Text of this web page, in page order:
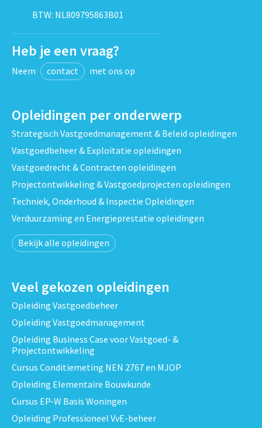
BTW: NL809795863B01
Heb je een vraag?
Neem contact met ons op
Opleidingen per onderwerp
Strategisch Vastgoedmanagement & Beleid opleidingen
Vastgoedbeheer & Exploitatie opleidingen
Vastgoedrecht & Contracten opleidingen
Projectontwikkeling & Vastgoedprojecten opleidingen
Techniek, Onderhoud & Inspectie Opleidingen
Verduurzaming en Energieprestatie opleidingen
Bekijk alle opleidingen
Veel gekozen opleidingen
Opleiding Vastgoedbeheer
Opleiding Vastgoedmanagement
Opleiding Business Case voor Vastgoed- &
Projectontwikkeling
Cursus Conditiemeting NEN 2767 en MJOP
Opleiding Elementaire Bouwkunde
Cursus EP-W Basis Woningen
Opleiding Professioneel VvE-beheer